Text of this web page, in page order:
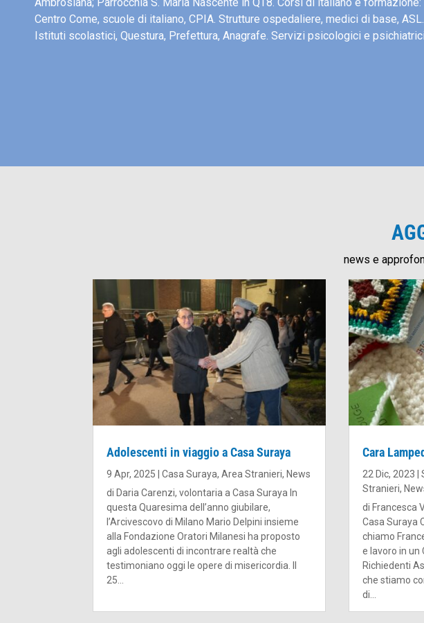
Centro Come, scuole di italiano, CPIA. Strutture ospedaliere, medici di base, ASL.
Istituti scolastici, Questura, Prefettura, Anagrafe. Servizi psicologici e
news e
Adolescenti in viaggio a Casa Suraya
9 Apr, 2025 |Casa Suraya,Area Stranieri,News
di Daria Carenzi, volontaria a Casa Suraya In
questa Quaresima dell’anno giubilare,
l’Arcivescovo di Milano Mario Delpini insieme
alla Fondazione Oratori Milanesi ha proposto
agli adolescenti di incontrare realtà che
testimoniano oggi le opere di misericordia. Il
25...
Cara
22 Dic, 2023 |
Stranieri,
di Francesca
Casa Suraya
chiamo
e lavoro in un
Richiedenti
che stiamo
di...